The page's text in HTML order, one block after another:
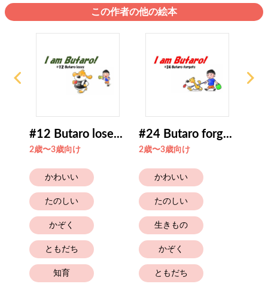
この作者の他の絵本
#12 Butaro lose...
2歳〜3歳向け
かわいい
たのしい
かぞく
ともだち
知育
#24 Butaro forg...
2歳〜3歳向け
かわいい
たのしい
生きもの
かぞく
ともだち